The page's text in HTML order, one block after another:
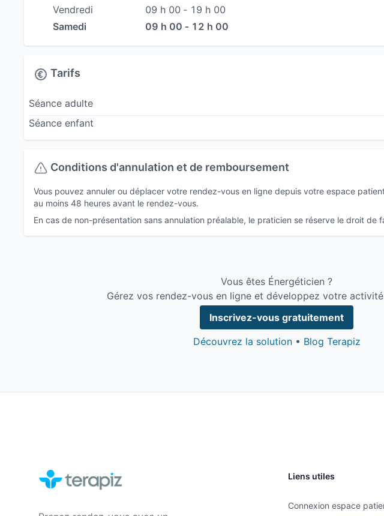
Vendredi
09 h 00 ‐ 19 h 00
Samedi
09 h 00 ‐ 12 h 00
Tarifs
Séance adulte
Séance enfant
Conditions d'annulation et de remboursement
Vous pouvez annuler ou déplacer votre rendez-vous en ligne depuis votre espace
au moins 48 heures avant le rendez-vous.
En cas de non-présentation sans annulation préalable, le praticien se réserve le droit de
Vous êtes Énergéticien ?
Gérez vos rendez-vous en ligne et développez votre
Inscrivez-vous gratuitement
Découvrez la solution• Blog Terapiz
Liens utiles
Connexion espace